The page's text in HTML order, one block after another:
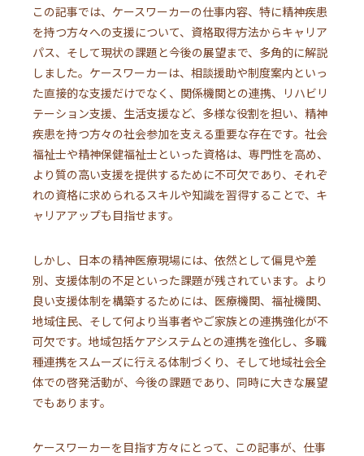
この記事では、ケースワーカーの仕事内容、特に精神疾患
を持つ方々への支援について、資格取得方法からキャリア
パス、そして現状の課題と今後の展望まで、多角的に解説
しました。ケースワーカーは、相談援助や制度案内といっ
た直接的な支援だけでなく、関係機関との連携、リハビリ
テーション支援、生活支援など、多様な役割を担い、精神
疾患を持つ方々の社会参加を支える重要な存在です。社会
福祉士や精神保健福祉士といった資格は、専門性を高め、
より質の高い支援を提供するために不可欠であり、それぞ
れの資格に求められるスキルや知識を習得することで、キ
ャリアアップも目指せます。
しかし、日本の精神医療現場には、依然として偏見や差
別、支援体制の不足といった課題が残されています。より
良い支援体制を構築するためには、医療機関、福祉機関、
地域住民、そして何より当事者やご家族との連携強化が不
可欠です。地域包括ケアシステムとの連携を強化し、多職
種連携をスムーズに行える体制づくり、そして地域社会全
体での啓発活動が、今後の課題であり、同時に大きな展望
でもあります。
ケースワーカーを目指す方々にとって、この記事が、仕事